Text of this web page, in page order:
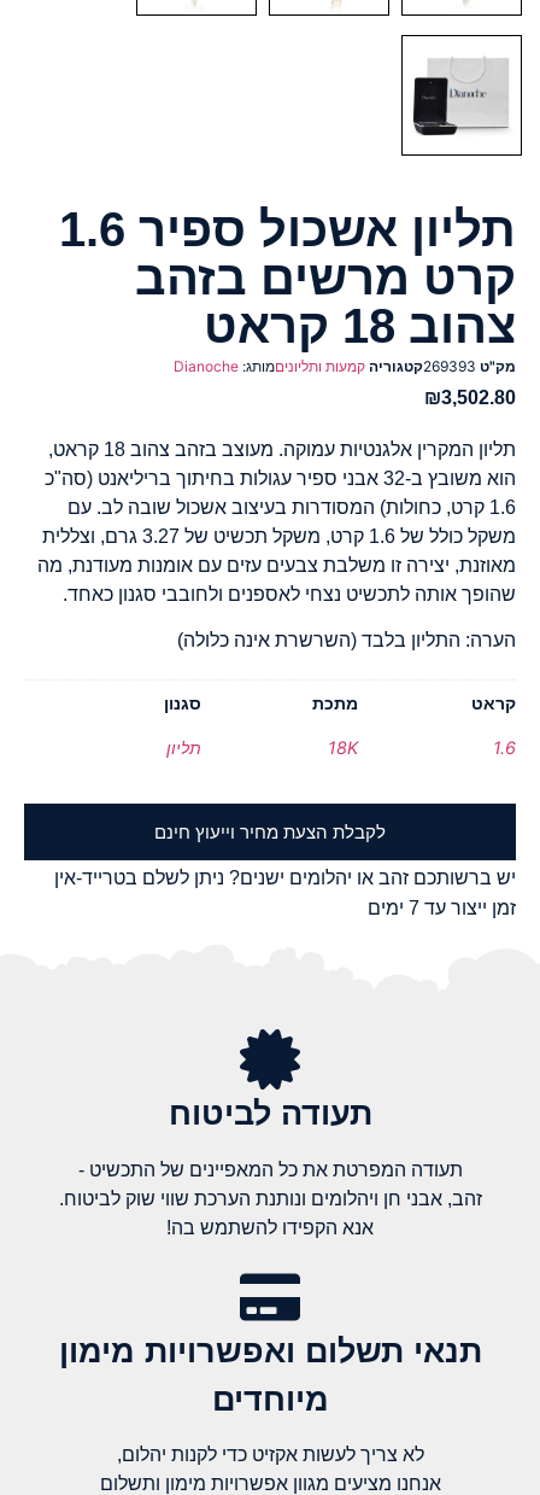
תליון אשכול ספיר 1.6
קרט מרשים בזהב
צהוב 18 קראט
מק"ט 269393קטגוריה קמעות ותליוניםמותג: Dianoche
₪3,502.80
תליון המקרין אלגנטיות עמוקה. מעוצב בזהב צהוב 18 קראט,
הוא משובץ ב-32 אבני ספיר עגולות בחיתוך בריליאנט (סה"כ
1.6 קרט, כחולות) המסודרות בעיצוב אשכול שובה לב. עם
משקל כולל של 1.6 קרט, משקל תכשיט של 3.27 גרם, וצללית
מאוזנת, יצירה זו משלבת צבעים עזים עם אומנות מעודנת, מה
שהופך אותה לתכשיט נצחי לאספנים ולחובבי סגנון כאחד.
הערה: התליון בלבד (השרשרת אינה כלולה)
קראט
1.6
מתכת
18K
סגנון
תליון
לקבלת הצעת מחיר וייעוץ חינם
יש ברשותכם זהב או יהלומים ישנים? ניתן לשלם בטרייד-אין
זמן ייצור עד 7 ימים
תעודה לביטוח
תעודה המפרטת את כל המאפיינים של התכשיט -
זהב, אבני חן ויהלומים ונותנת הערכת שווי שוק לביטוח.
אנא הקפידו להשתמש בה!
תנאי תשלום ואפשרויות מימון
מיוחדים
לא צריך לעשות אקזיט כדי לקנות יהלום,
אנחנו מציעים מגוון אפשרויות מימון ותשלום